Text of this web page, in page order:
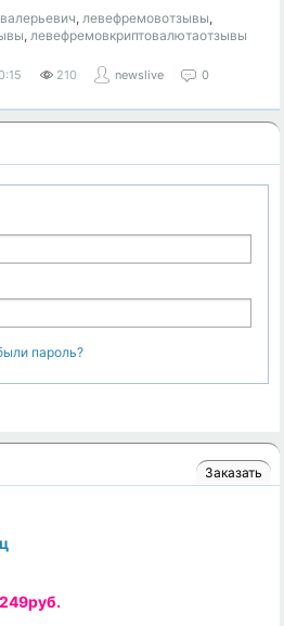
,левефремовотзывы,
,левефремовкриптовалютаотзывы
210 newslive 0
пароль?
Заказать
249руб.